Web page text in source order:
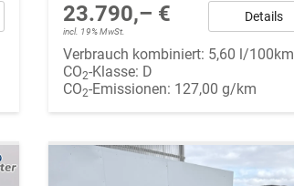
Fahrzeug parken23.790,– €
incl. 19% MwSt.
Details
Verbrauch kombiniert: 5,60 l/100km
CO2-Klasse: D
CO2-Emissionen: 127,00 g/km